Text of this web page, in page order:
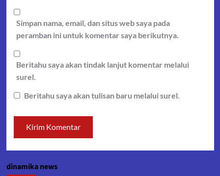
Simpan nama, email, dan situs web saya pada
peramban ini untuk komentar saya berikutnya.
Beritahu saya akan tindak lanjut komentar melalui
surel.
Beritahu saya akan tulisan baru melalui surel.
dinamika news